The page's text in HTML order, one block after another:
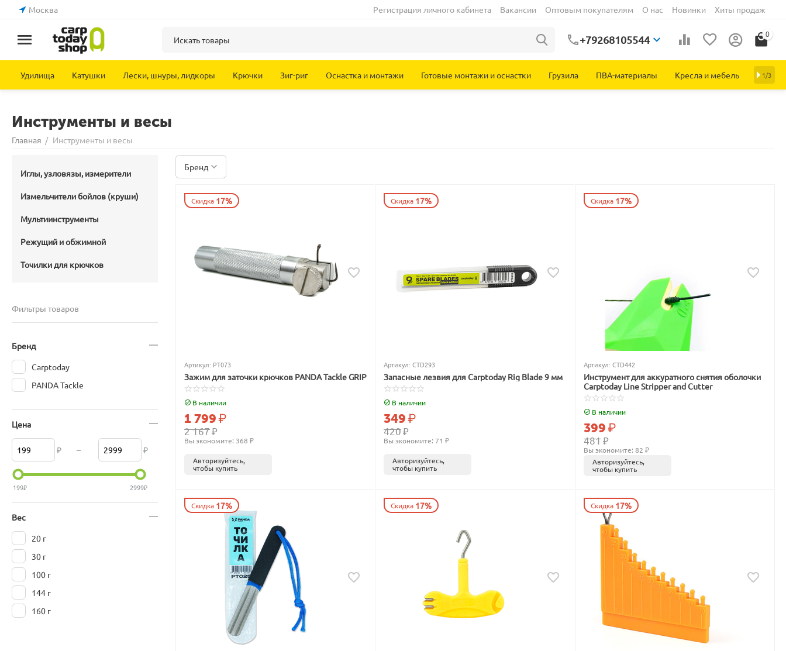
Москва Регистрация личного кабинета Вакансии Оптовым покупателям О нас Новинки Хиты продаж
+79268105544 0
Удилища Катушки Лески, шнуры, лидкоры Крючки Зиг-риг Оснастка и монтажи Готовые монтажи и оснастки Грузила ПВА-материалы Кресла и мебель 1/3
Инструменты и весы
Главная / Инструменты и весы
Бренд
Скидка 17%
Артикул: PT073
Зажим для заточки крючков PANDA Tackle GRIP
В наличии
2 167₽
1 799₽
Вы экономите: 368 ₽
Авторизуйтесь,
чтобы купить
Скидка 17%
Артикул: CTD293
Запасные лезвия для Carptoday Rig Blade 9 мм
В наличии
420₽
349₽
Вы экономите: 71 ₽
Авторизуйтесь,
чтобы купить
Скидка 17%
Артикул: CTD442
Инструмент для аккуратного снятия оболочки
Carptoday Line Stripper and Cutter
В наличии
481₽
399₽
Вы экономите: 82 ₽
Авторизуйтесь,
чтобы купить
Скидка 17% Скидка 17% Скидка 17%
Иглы, узловязы, измерители
Измельчители бойлов (круши)
Мультиинструменты
Режущий и обжимной
Точилки для крючков
Фильтры товаров
Бренд
Carptoday
PANDA Tackle
Цена
₽ – ₽
199₽ 2999₽
Вес
20 г
30 г
100 г
144 г
160 г